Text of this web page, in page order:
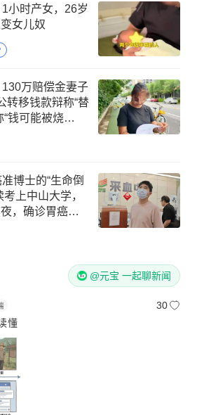
小时产女，26岁
女儿奴
万赔偿金妻子
转移钱款辩称“替
“钱可能被烧
博士的“生命倒
上中山大学，
，确诊胃癌晚
@元宝 一起聊新闻
30
懂